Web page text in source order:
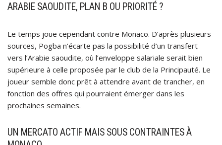
ARABIE SAOUDITE, PLAN B OU PRIORITÉ ?
Le temps joue cependant contre Monaco. D’après plusieurs
sources, Pogba n’écarte pas la possibilité d’un transfert
vers l’Arabie saoudite, où l’enveloppe salariale serait bien
supérieure à celle proposée par le club de la Principauté. Le
joueur semble donc prêt à attendre avant de trancher, en
fonction des offres qui pourraient émerger dans les
prochaines semaines.
UN MERCATO ACTIF MAIS SOUS CONTRAINTES À